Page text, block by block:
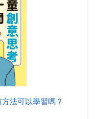
法可以學習嗎？